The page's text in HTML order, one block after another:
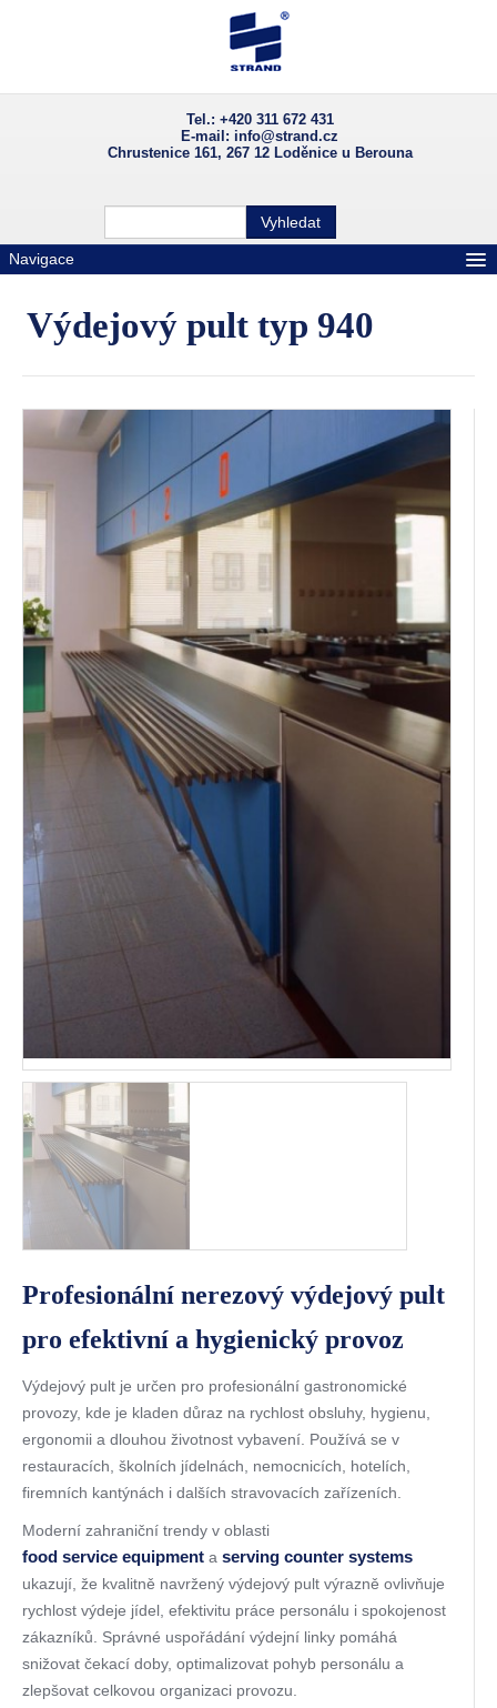
Tel.: +420 311 672 431
E-mail: info@strand.cz
Chrustenice 161, 267 12 Loděnice u Berouna
Navigace
Vyhledat
Aktuality
Výrobky
Reference
Fotogalerie
Kontakty
Výdejový pult typ 940
Profesionální nerezový výdejový pult
pro efektivní a hygienický provoz
Výdejový pult je určen pro profesionální gastronomické
provozy, kde je kladen důraz na rychlost obsluhy, hygienu,
ergonomii a dlouhou životnost vybavení. Používá se v
restauracích, školních jídelnách, nemocnicích, hotelích,
firemních kantýnách i dalších stravovacích zařízeních.
Moderní zahraniční trendy v oblasti
food service equipment a serving counter systems
ukazují, že kvalitně navržený výdejový pult výrazně ovlivňuje
rychlost výdeje jídel, efektivitu práce personálu i spokojenost
zákazníků. Správné uspořádání výdejní linky pomáhá
snižovat čekací doby, optimalizovat pohyb personálu a
zlepšovat celkovou organizaci provozu.